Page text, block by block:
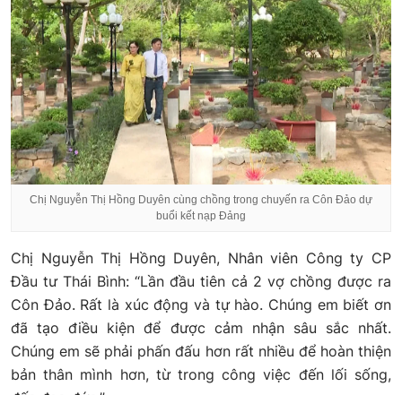
Chị Nguyễn Thị Hồng Duyên cùng chồng trong chuyến ra Côn Đảo dự
buổi kết nạp Đảng
Chị Nguyễn Thị Hồng Duyên, Nhân viên Công ty CP
Đầu tư Thái Bình: “Lần đầu tiên cả 2 vợ chồng được ra
Côn Đảo. Rất là xúc động và tự hào. Chúng em biết ơn
đã tạo điều kiện để được cảm nhận sâu sắc nhất.
Chúng em sẽ phải phấn đấu hơn rất nhiều để hoàn thiện
bản thân mình hơn, từ trong công việc đến lối sống,